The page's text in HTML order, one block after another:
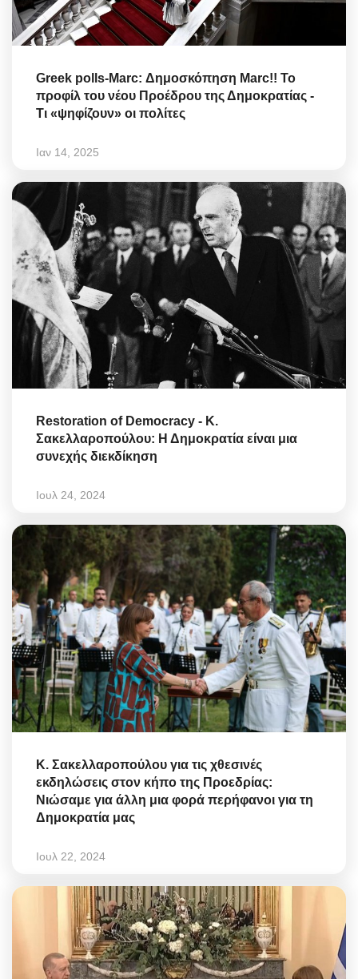
Greek polls-Marc: Δημοσκόπηση Marc!! Το
προφίλ του νέου Προέδρου της Δημοκρατίας -
Τι «ψηφίζουν» οι πολίτες
Ιαν 14, 2025
Restoration of Democracy - Κ.
Σακελλαροπούλου: Η Δημοκρατία είναι μια
συνεχής διεκδίκηση
Ιουλ 24, 2024
Κ. Σακελλαροπούλου για τις χθεσινές
εκδηλώσεις στον κήπο της Προεδρίας:
Νιώσαμε για άλλη μια φορά περήφανοι για τη
Δημοκρατία μας
Ιουλ 22, 2024